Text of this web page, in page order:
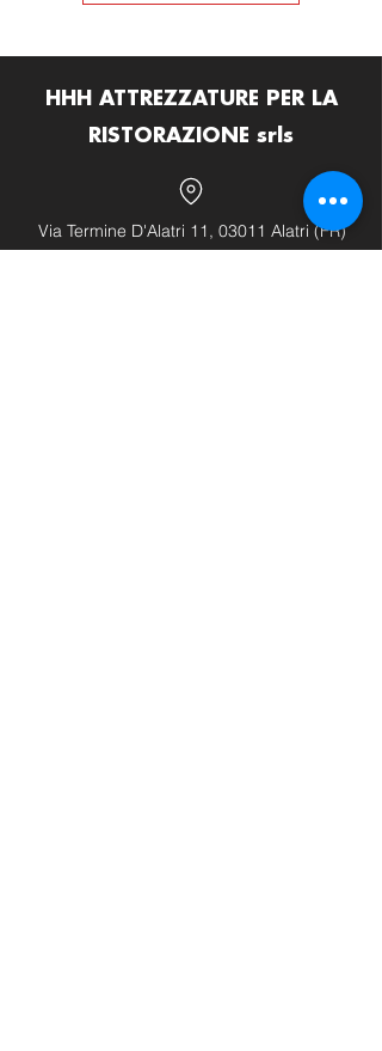
HHH ATTREZZATURE PER LA
RISTORAZIONE srls
Via Termine D'Alatri 11, 03011 Alatri (FR)